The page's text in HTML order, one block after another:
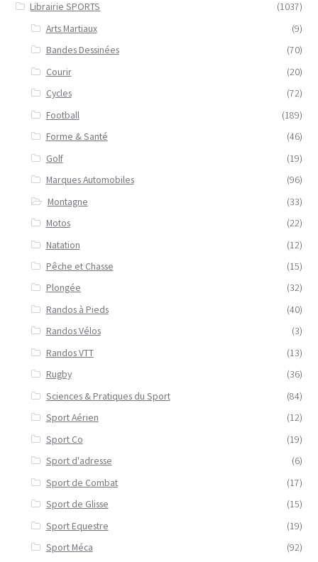
Librairie SPORTS
(1037)
Arts Martiaux
(9)
Bandes Dessinées
(70)
Courir
(20)
Cycles
(72)
Football
(189)
Forme & Santé
(46)
Golf
(19)
Marques Automobiles
(96)
Montagne
(33)
Motos
(22)
Natation
(12)
Pêche et Chasse
(15)
Plongée
(32)
Randos à Pieds
(40)
Randos Vélos
(3)
Randos VTT
(13)
Rugby
(36)
Sciences & Pratiques du Sport
(84)
Sport Aérien
(12)
Sport Co
(19)
Sport d'adresse
(6)
Sport de Combat
(17)
Sport de Glisse
(15)
Sport Equestre
(19)
Sport Méca
(92)